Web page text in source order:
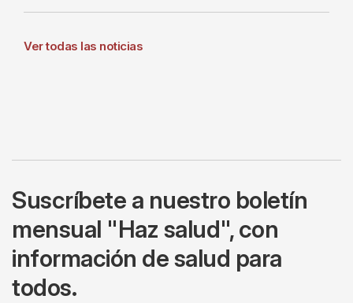
Ver todas las noticias
Suscríbete a nuestro boletín
mensual "Haz salud", con
información de salud para
todos.